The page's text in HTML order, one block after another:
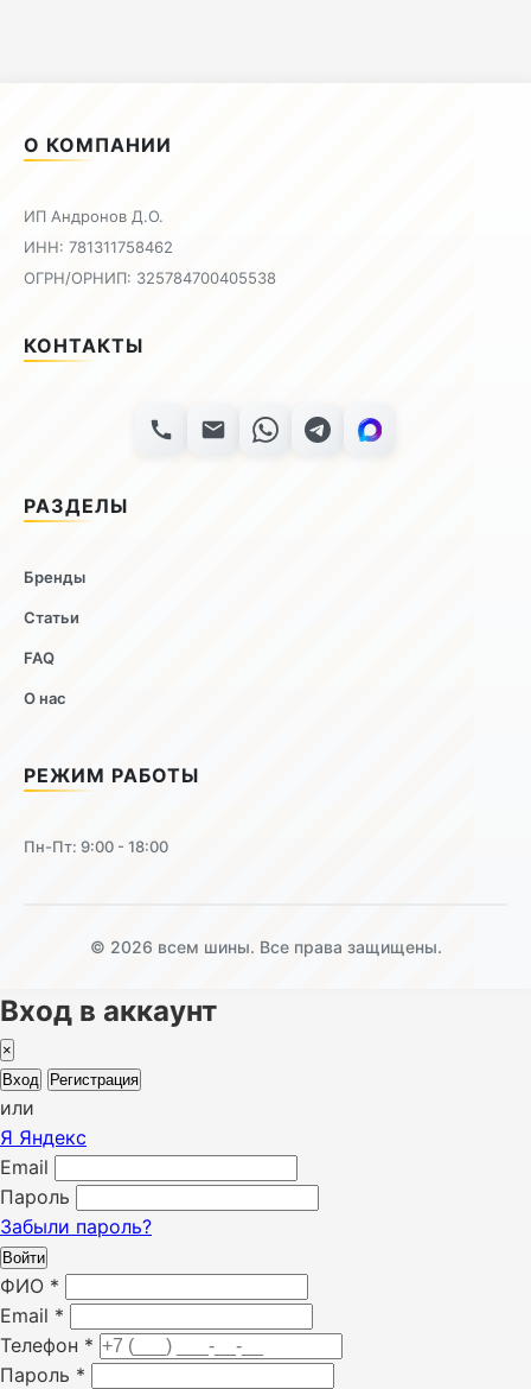
О КОМПАНИИ
ИП Андронов Д.О.
ИНН: 781311758462
ОГРН/ОРНИП: 325784700405538
КОНТАКТЫ
РАЗДЕЛЫ
Бренды
Статьи
FAQ
О нас
РЕЖИМ РАБОТЫ
Пн-Пт: 9:00 - 18:00
© 2026 всем шины. Все права защищены.
Вход в аккаунт
×
Вход
Регистрация
или
Я Яндекс
Email
Пароль
Забыли пароль?
Войти
ФИО *
Email *
Телефон *
Пароль *